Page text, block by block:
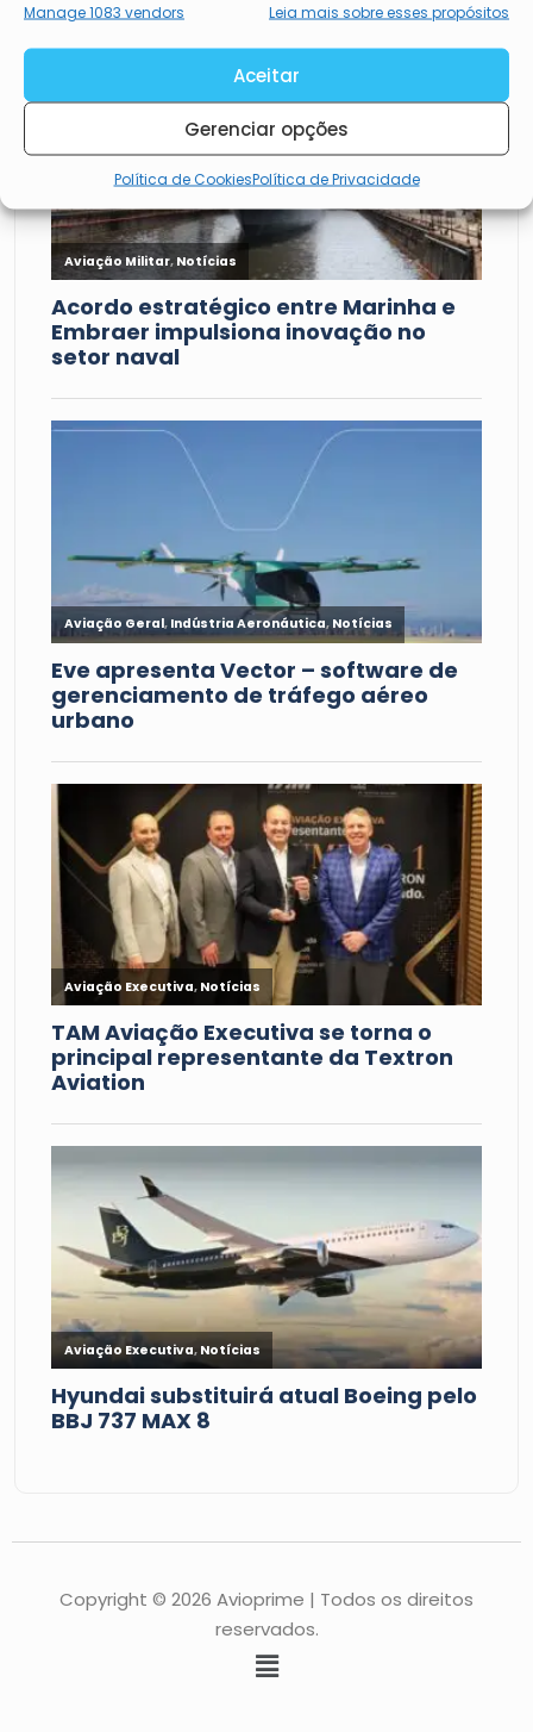
Manage 1083 vendors Leia mais sobre esses propósitos
Aceitar
Gerenciar opções
Política de CookiesPolítica de Privacidade
Copyright © 2026 Avioprime | Todos os direitos
reservados.